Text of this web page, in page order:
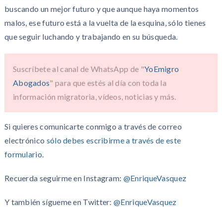
buscando un mejor futuro y que aunque haya momentos
malos, ese futuro está a la vuelta de la esquina, sólo tienes
que seguir luchando y trabajando en su búsqueda.
Suscríbete al canal de WhatsApp de "YoEmigro
Abogados" para que estés al día con toda la
información migratoria, vídeos, noticias y más.
Si quieres comunicarte conmigo a través de correo
electrónico sólo debes escribirme a través de este
formulario.
Recuerda seguirme en Instagram: @EnriqueVasquez
Y también sígueme en Twitter:@EnriqueVasquez